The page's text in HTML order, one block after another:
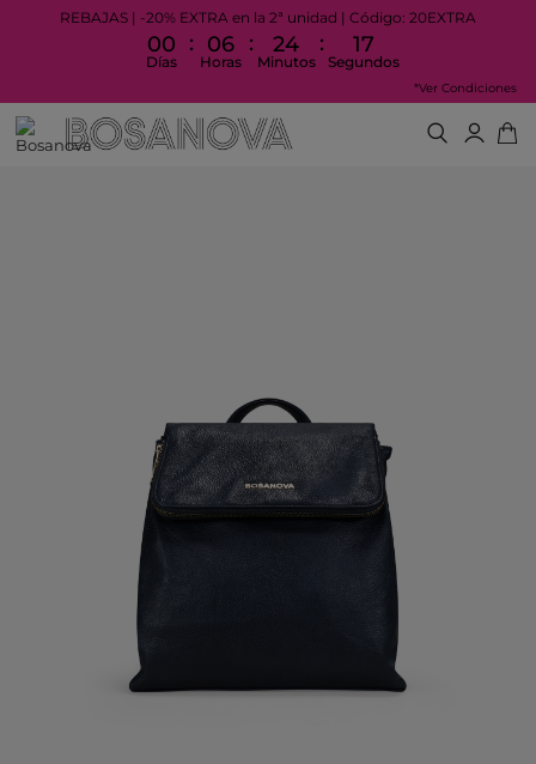
REBAJAS | -20% EXTRA en la 2ª unidad | Código: 20EXTRA
00
Días
: 06
Horas
: 24
Minutos
: 17
Segundos
*Ver Condiciones